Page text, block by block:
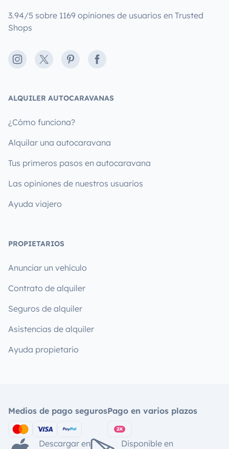
3.94/5 sobre 1169 opiniones de usuarios en Trusted
Shops
Instagram
X PinterestFacebook
ALQUILER AUTOCARAVANAS
¿Cómo funciona?
Alquilar una autocaravana
Tus primeros pasos en autocaravana
Las opiniones de nuestros usuarios
Ayuda viajero
PROPIETARIOS
Anunciar un vehículo
Contrato de alquiler
Seguros de alquiler
Asistencias de alquiler
Ayuda propietario
Medios de pago segurosPago en varios plazos
Descargar en Disponible en